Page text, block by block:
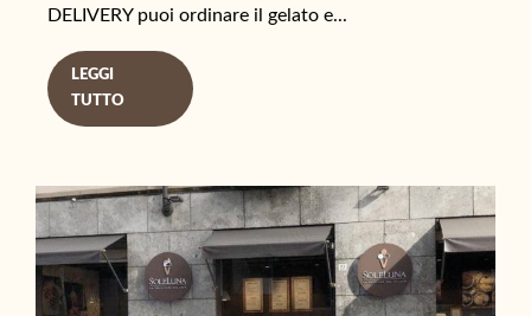
DELIVERY puoi ordinare il gelato e...
LEGGI
TUTTO